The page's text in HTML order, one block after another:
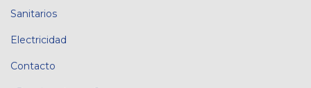
Sanitarios
Electricidad
Contacto